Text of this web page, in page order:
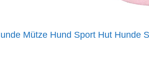
Mütze Hund Sport Hut Hunde